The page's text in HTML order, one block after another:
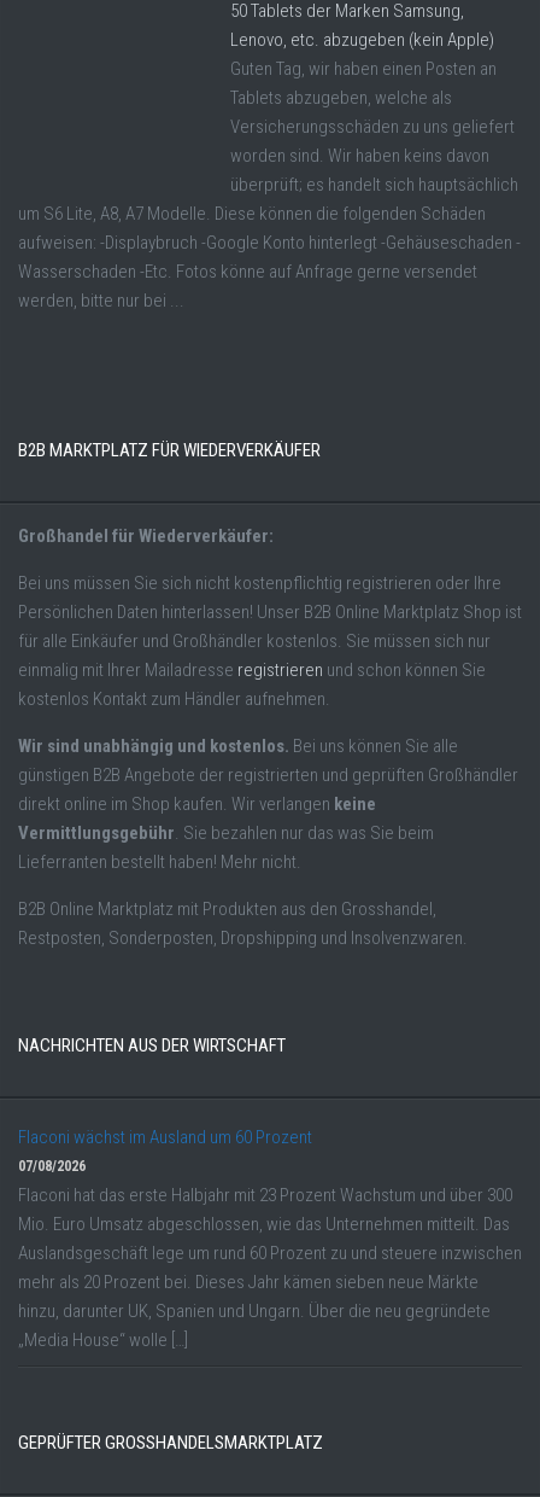
50 Tablets der Marken Samsung,
Lenovo, etc. abzugeben (kein Apple)
Guten Tag, wir haben einen Posten an
Tablets abzugeben, welche als
Versicherungsschäden zu uns geliefert
worden sind. Wir haben keins davon
überprüft; es handelt sich hauptsächlich
um S6 Lite, A8, A7 Modelle. Diese können die folgenden Schäden
aufweisen: -Displaybruch -Google Konto hinterlegt -Gehäuseschaden -
Wasserschaden -Etc. Fotos könne auf Anfrage gerne versendet
werden, bitte nur bei ...
B2B MARKTPLATZ FÜR WIEDERVERKÄUFER
Großhandel für Wiederverkäufer:
Bei uns müssen Sie sich nicht kostenpflichtig registrieren oder Ihre
Persönlichen Daten hinterlassen! Unser B2B Online Marktplatz Shop ist
für alle Einkäufer und Großhändler kostenlos. Sie müssen sich nur
einmalig mit Ihrer Mailadresse registrieren und schon können Sie
kostenlos Kontakt zum Händler aufnehmen.
Wir sind unabhängig und kostenlos. Bei uns können Sie alle
günstigen B2B Angebote der registrierten und geprüften Großhändler
direkt online im Shop kaufen. Wir verlangen keine
Vermittlungsgebühr. Sie bezahlen nur das was Sie beim
Lieferranten bestellt haben! Mehr nicht.
B2B Online Marktplatz mit Produkten aus den Grosshandel,
Restposten, Sonderposten, Dropshipping und Insolvenzwaren.
NACHRICHTEN AUS DER WIRTSCHAFT
Flaconi wächst im Ausland um 60 Prozent
07/08/2026
Flaconi hat das erste Halbjahr mit 23 Prozent Wachstum und über 300
Mio. Euro Umsatz abgeschlossen, wie das Unternehmen mitteilt. Das
Auslandsgeschäft lege um rund 60 Prozent zu und steuere inzwischen
mehr als 20 Prozent bei. Dieses Jahr kämen sieben neue Märkte
hinzu, darunter UK, Spanien und Ungarn. Über die neu gegründete
„Media House“ wolle […]
GEPRÜFTER GROSSHANDELSMARKTPLATZ